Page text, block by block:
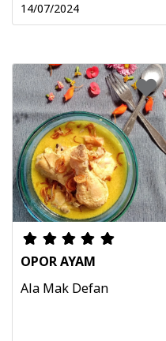
14/07/2024
OPOR AYAM
Ala Mak Defan